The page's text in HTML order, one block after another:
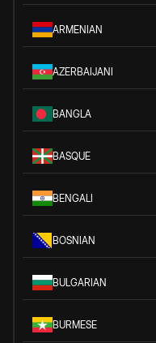
ARMENIAN
AZERBAIJANI
BANGLA
BASQUE
BENGALI
BOSNIAN
BULGARIAN
BURMESE